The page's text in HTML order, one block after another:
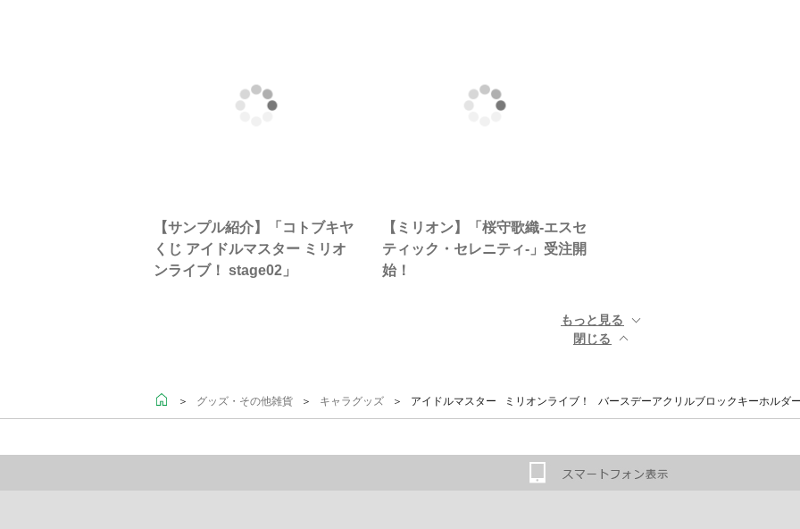
【サンプル紹介】「コトブキヤ
くじ アイドルマスター ミリオ
ンライブ！ stage02」
【ミリオン】「桜守歌織-エスセ
ティック・セレニティ-」受注開
始！
もっと見る ▼
閉じる ▲
＞ グッズ・その他雑貨 ＞ キャラグッズ ＞ アイドルマスター ミリオンライブ！ バースデーアクリルブロックキーホルダ